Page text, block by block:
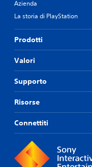
Azienda
La storia di PlayStation
Prodotti
Valori
Supporto
Risorse
Connettiti